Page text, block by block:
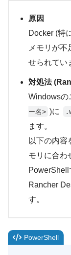
原因
Docker (特
メモリが不
せられてい
対処法
Windowsの
ー名> )に
ます。
以下の内容
モリに合わ
PowerShell
Rancher
す。
PowerShell